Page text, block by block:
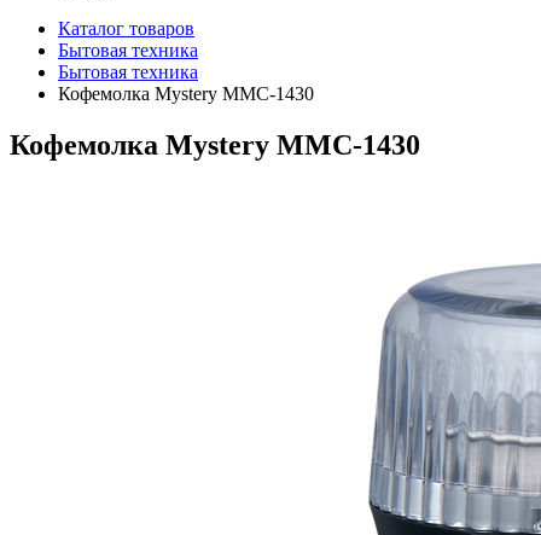
Каталог товаров
Бытовая техника
Бытовая техника
Кофемолка Mystery MMC-1430
Кофемолка Mystery MMC-1430